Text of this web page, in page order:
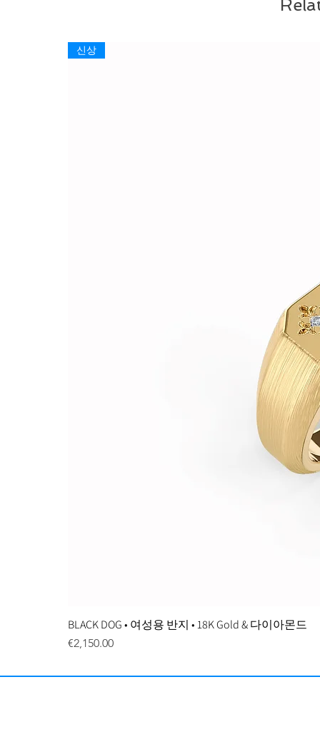
신상
BLACK DOG • 여성용 반지 • 18K Gold & 다이아몬드
Price
€2,150.00